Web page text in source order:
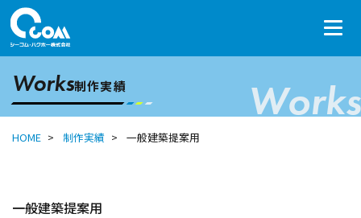
Works制作実績 Works
HOME 制作実績 一般建築提案用
一般建築提案用